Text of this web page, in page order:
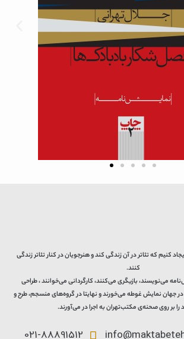
کنیم که تئاتر در آن زندگی کند و هنرجویان در کنار تئاتر زندگی
کنند.
می‌نویسند، بازیگری می‌کنند، کارگردانی می‌خوانند ، طراحی
جهان نمایش غوطه می‌خورند و نهایتا در گروه‌های منسجم، طرح و
را بر روی صحنه‌ی مکتب‌تهران به اجرا در می‌آورند.
021-88891512